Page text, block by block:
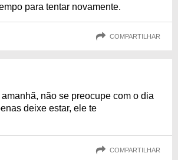
para tentar novamente.
COMPARTILHAR
não se preocupe com o dia
deixe estar, ele te
COMPARTILHAR